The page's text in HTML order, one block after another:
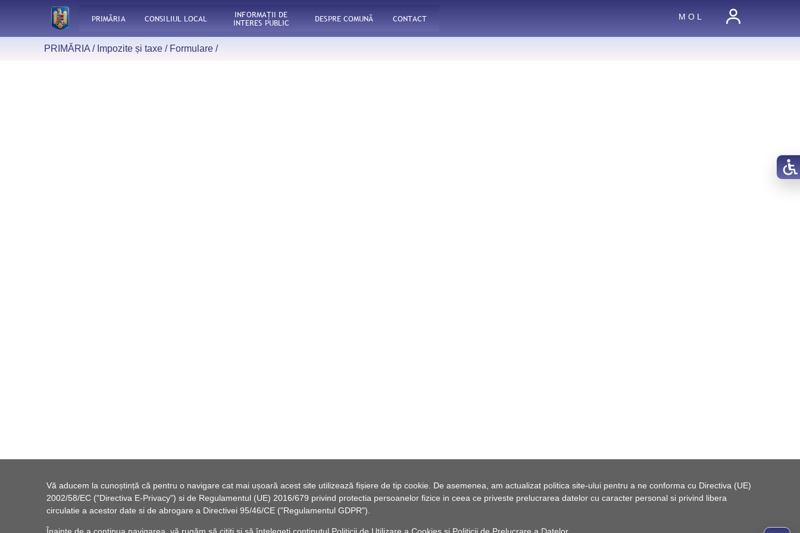
Vă aducem la cunoștință că pentru o navigare cat mai ușoară acest site utilizează fișiere de tip cookie. De asemenea, am actualizat politica site-ului pentru a ne conforma cu Directiva (UE)
2002/58/EC ("Directiva E-Privacy") si de Regulamentul (UE) 2016/679 privind protectia persoanelor fizice in ceea ce priveste prelucrarea datelor cu caracter personal si privind libera
circulatie a acestor date si de abrogare a Directivei 95/46/CE ("Regulamentul GDPR").
PRIMĂRIA CONSILIUL LOCAL INFORMAŢII DE
INTERES PUBLIC DESPRE COMUNĂ CONTACT M O L
PRIMĂRIA / Impozite și taxe / Formulare /